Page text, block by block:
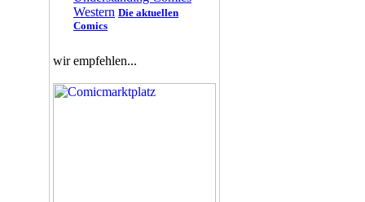
Western Die aktuellen
Comics
wir empfehlen...